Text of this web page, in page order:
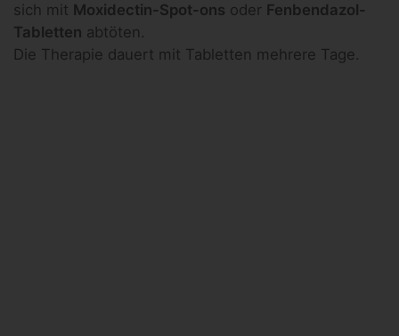
sich mit Moxidectin-Spot-ons oder Fenbendazol-
Tabletten abtöten.
Die Therapie dauert mit Tabletten mehrere Tage.